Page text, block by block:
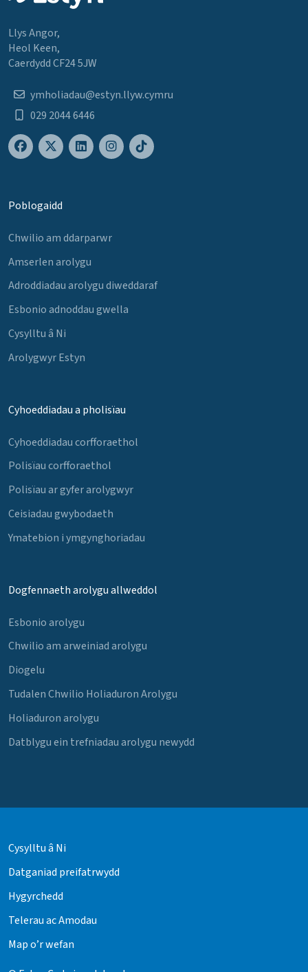
Llys Angor,
Heol Keen,
Caerdydd CF24 5JW
ymholiadau@estyn.llyw.cymru
029 2044 6446
Poblogaidd
Chwilio am ddarparwr
Amserlen arolygu
Adroddiadau arolygu diweddaraf
Esbonio adnoddau gwella
Cysylltu â Ni
Arolygwyr Estyn
Cyhoeddiadau a pholisïau
Cyhoeddiadau corfforaethol
Polisïau corfforaethol
Polisïau ar gyfer arolygwyr
Ceisiadau gwybodaeth
Ymatebion i ymgynghoriadau
Dogfennaeth arolygu allweddol
Esbonio arolygu
Chwilio am arweiniad arolygu
Diogelu
Tudalen Chwilio Holiaduron Arolygu
Holiaduron arolygu
Datblygu ein trefniadau arolygu newydd
Cysylltu â Ni
Datganiad preifatrwydd
Hygyrchedd
Telerau ac Amodau
Map o’r wefan